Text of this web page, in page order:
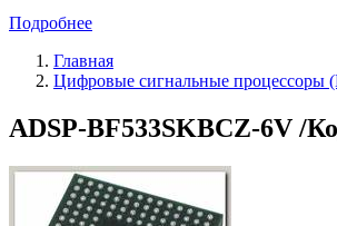
Подробнее
Главная
Цифровые сигнальные процессоры
ADSP-BF533SKBCZ-6V /